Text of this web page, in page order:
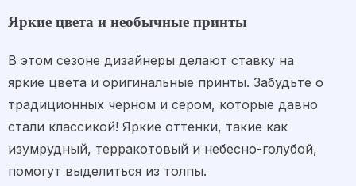
Яркие цвета и необычные принты
В этом сезоне дизайнеры делают ставку на
яркие цвета и оригинальные принты. Забудьте о
традиционных черном и сером, которые давно
стали классикой! Яркие оттенки, такие как
изумрудный, терракотовый и небесно-голубой,
помогут выделиться из толпы.